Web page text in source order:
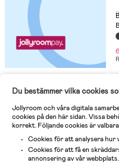
Fri frakt
Du bestämmer vilka cookies
Jollyroom och våra digitala
cookies på den här sidan. Vissa
korrekt. Följande cookies är
Cookies för att analysera hur
Cookies för att få en
annonsering av vår webbplats.